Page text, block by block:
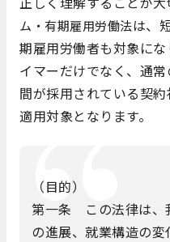
ム・有期雇用労働法は、
期雇用労働者も対象に
イマーだけでなく、通
間が採用されている契
適用対象となります。
（目的）
第一条 この法律は、
の進展、就業構造の